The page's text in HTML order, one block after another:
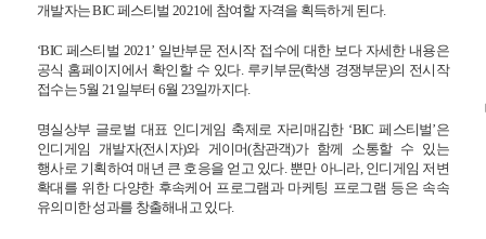
개발자는 BIC 페스티벌 2021에 참여할 자격을 획득하게 된다.
‘BIC 페스티벌 2021’ 일반부문 전시작 접수에 대한 보다 자세한 내용은
공식 홈페이지에서 확인할 수 있다. 루키부문(학생 경쟁부문)의 전시작
접수는 5월 21일부터 6월 23일까지다.
명실상부 글로벌 대표 인디게임 축제로 자리매김한 ‘BIC 페스티벌’은
인디게임 개발자(전시자)와 게이머(참관객)가 함께 소통할 수 있는
행사로 기획하여 매년 큰 호응을 얻고 있다. 뿐만 아니라, 인디게임 저변
확대를 위한 다양한 후속케어 프로그램과 마케팅 프로그램 등은 속속
유의미한 성과를 창출해내고 있다.